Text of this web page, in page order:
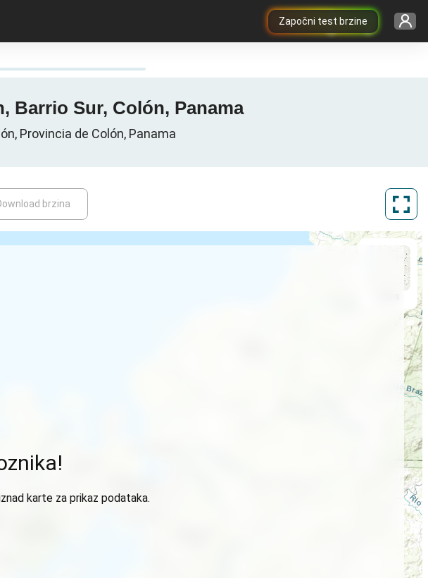
Započni test brzine
Barrio Sur, Colón, Panama
Provincia de Colón, Panama
brzina
karte za prikaz podataka.